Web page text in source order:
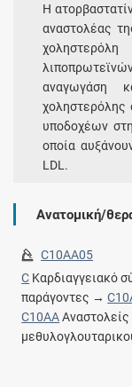
H
αναστολέας
αναγωγάση
χοληστερόλης
υποδοχέων
οποία
LDL.
Ανατομική/
C10AA05
C Καρδιαγγειακό
παράγοντες →
C10AA